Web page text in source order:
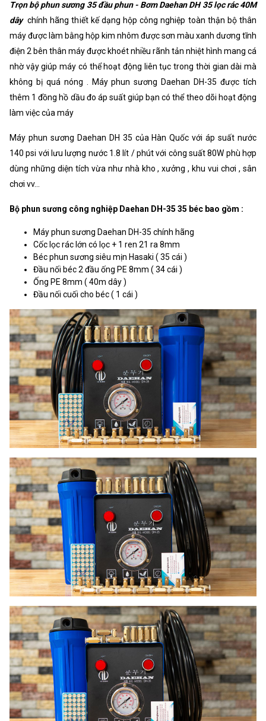
Trọn bộ phun sương 35 đầu phun - Bơm Daehan DH 35 lọc rác 40M
dây chính hãng thiết kế dạng hộp công nghiệp toàn thận bộ thân
máy được làm bằng hộp kim nhôm được sơn màu xanh dương tĩnh
điện 2 bên thân máy được khoét nhiều rãnh tản nhiệt hình mang cá
nhờ vậy giúp máy có thể hoạt động liên tục trong thời gian dài mà
không bị quá nóng . Máy phun sương Daehan DH-35 được tích
thêm 1 đồng hồ dầu đo áp suất giúp bạn có thể theo dõi hoạt động
làm việc của máy
Máy phun sương Daehan DH 35 của Hàn Quốc với áp suất nước
140 psi với lưu lượng nước 1.8 lít / phút với công suất 80W phù hợp
dùng những diện tích vừa như nhà kho , xưởng , khu vui chơi , sân
chơi vv...
Bộ phun sương công nghiệp Daehan DH-35 35 béc bao gồm :
Máy phun sương Daehan DH-35 chính hãng
Cốc lọc rác lớn có lọc + 1 ren 21 ra 8mm
Béc phun sương siêu mịn Hasaki ( 35 cái )
Đầu nối béc 2 đầu ống PE 8mm ( 34 cái )
Ống PE 8mm ( 40m dây )
Đầu nối cuối cho béc ( 1 cái )